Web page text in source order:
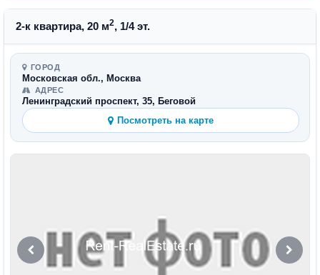
2-к квартира, 20 м2, 1/4 эт.
ГОРОД
Московская обл., Москва
АДРЕС
Ленинградский проспект, 35, Беговой
Посмотреть на карте